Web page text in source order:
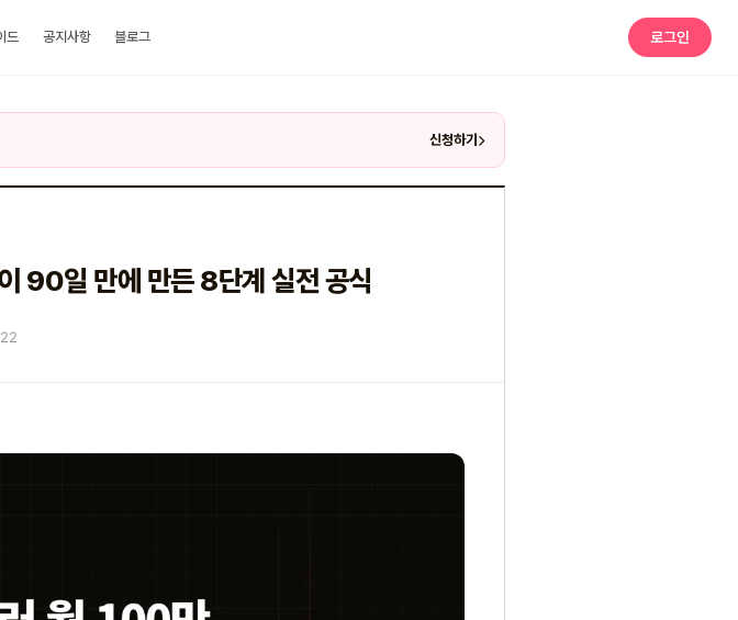
드 공지사항 블로그 로그인
신청하기
90일 만에 만든 8단계 실전 공식